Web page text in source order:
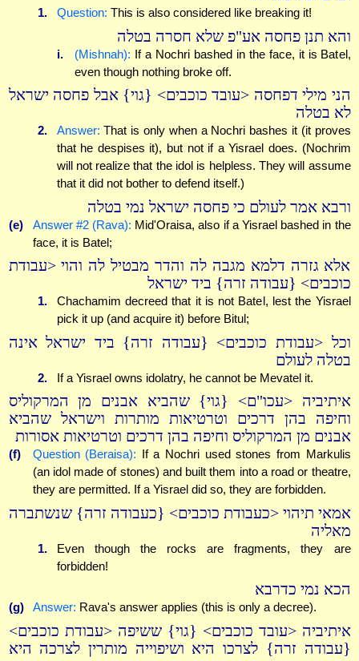
1. Question: This is also considered like breaking it!
והא תנן פחסה אע"פ שלא חסרה בטלה
i. (Mishnah): If a Nochri bashed in the face, it is Batel,
even though nothing broke off.
הני מילי דפחסה <עובד כוכבים> {גוי} אבל פחסה ישראל
לא בטלה
2. Answer: That is only when a Nochri bashes it (it proves
that he despises it), but not if a Yisrael does. (Nochrim
will not realize that the idol is helpless. They will assume
that it did not bother to defend itself.)
ורבא אמר לעולם כי פחסה ישראל נמי בטלה
(e) Answer #2 (Rava): Mid'Oraisa, also if a Yisrael bashed in the
face, it is Batel;
אלא גזרה דלמא מגבה לה והדר מבטיל לה והוי <עבודת
כוכבים> {עבודה זרה} ביד ישראל
1.
Chachamim decreed that it is not Batel, lest the Yisrael
pick it up (and acquire it) before Bitul;
וכל <עבודת כוכבים> {עבודה זרה} ביד ישראל אינה
בטלה לעולם
2. If a Yisrael owns idolatry, he cannot be Mevatel it.
איתיביה <עכו"ם> {גוי} שהביא אבנים מן המרקוליס
וחיפה בהן דרכים וטרטיאות מותרות וישראל שהביא
אבנים מן המרקוליס וחיפה בהן דרכים וטרטיאות אסורות
(f) Question (Beraisa): If a Nochri used stones from Markulis
(an idol made of stones) and built them into a road or theatre,
they are permitted. If a Yisrael did so, they are forbidden.
אמאי תיהוי <כעבודת כוכבים> {כעבודה זרה} שנשתברה
מאליה
1.
Even though the rocks are fragments, they are
forbidden!
הכא נמי כדרבא
(g) Answer: Rava's answer applies (this is only a decree).
איתיביה <עובד כוכבים> {גוי} ששיפה <עבודת כוכבים>
{עבודה זרה} לצרכו היא ושיפוייה מותרין לצרכה היא